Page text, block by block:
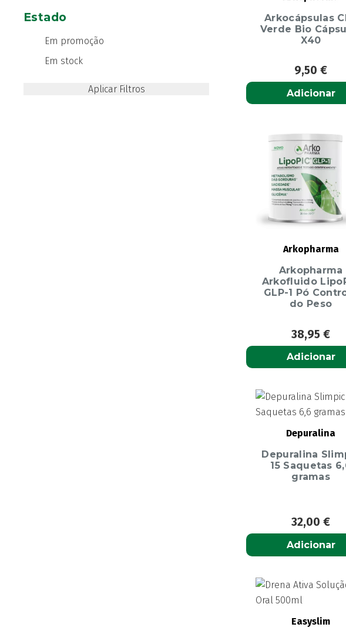
Arkocápsulas
Verde Bio
X40
9,50€
Adicionar
Arkopharma
Arkopharma
Arkofluido
GLP-1 Pó
do Peso
38,95€
Adicionar
Depuralina
Depuralina
15 Saquetas
gramas
32,00€
Adicionar
Easyslim
Solução oral para diluir
Solução oral para diluir med
Estado
Em promoção
Em stock